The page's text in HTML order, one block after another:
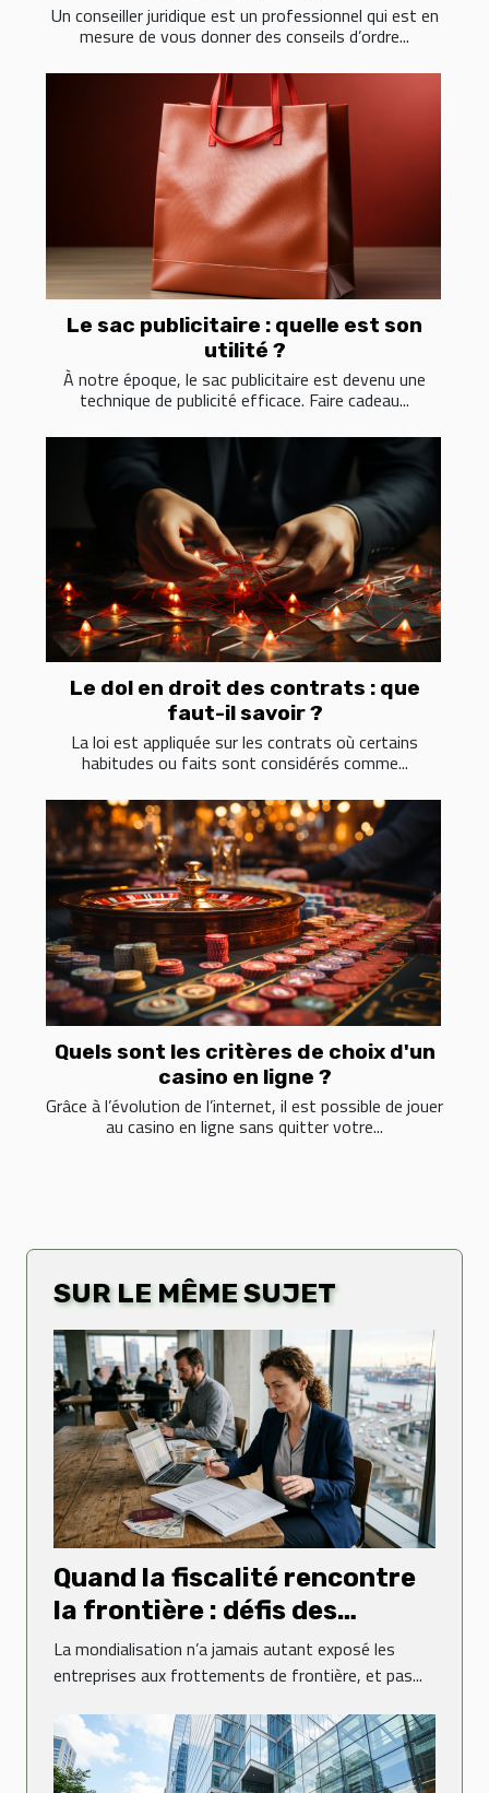
Un conseiller juridique est un professionnel qui est en
mesure de vous donner des conseils d’ordre...
Le sac publicitaire : quelle est son
utilité ?
À notre époque, le sac publicitaire est devenu une
technique de publicité efficace. Faire cadeau...
Le dol en droit des contrats : que
faut-il savoir ?
La loi est appliquée sur les contrats où certains
habitudes ou faits sont considérés comme...
Quels sont les critères de choix d'un
casino en ligne ?
Grâce à l’évolution de l’internet, il est possible de jouer
au casino en ligne sans quitter votre...
SUR LE MÊME SUJET
Quand la fiscalité rencontre
la frontière : défis des
entreprises internationales
La mondialisation n’a jamais autant exposé les
entreprises aux frottements de frontière, et pas...